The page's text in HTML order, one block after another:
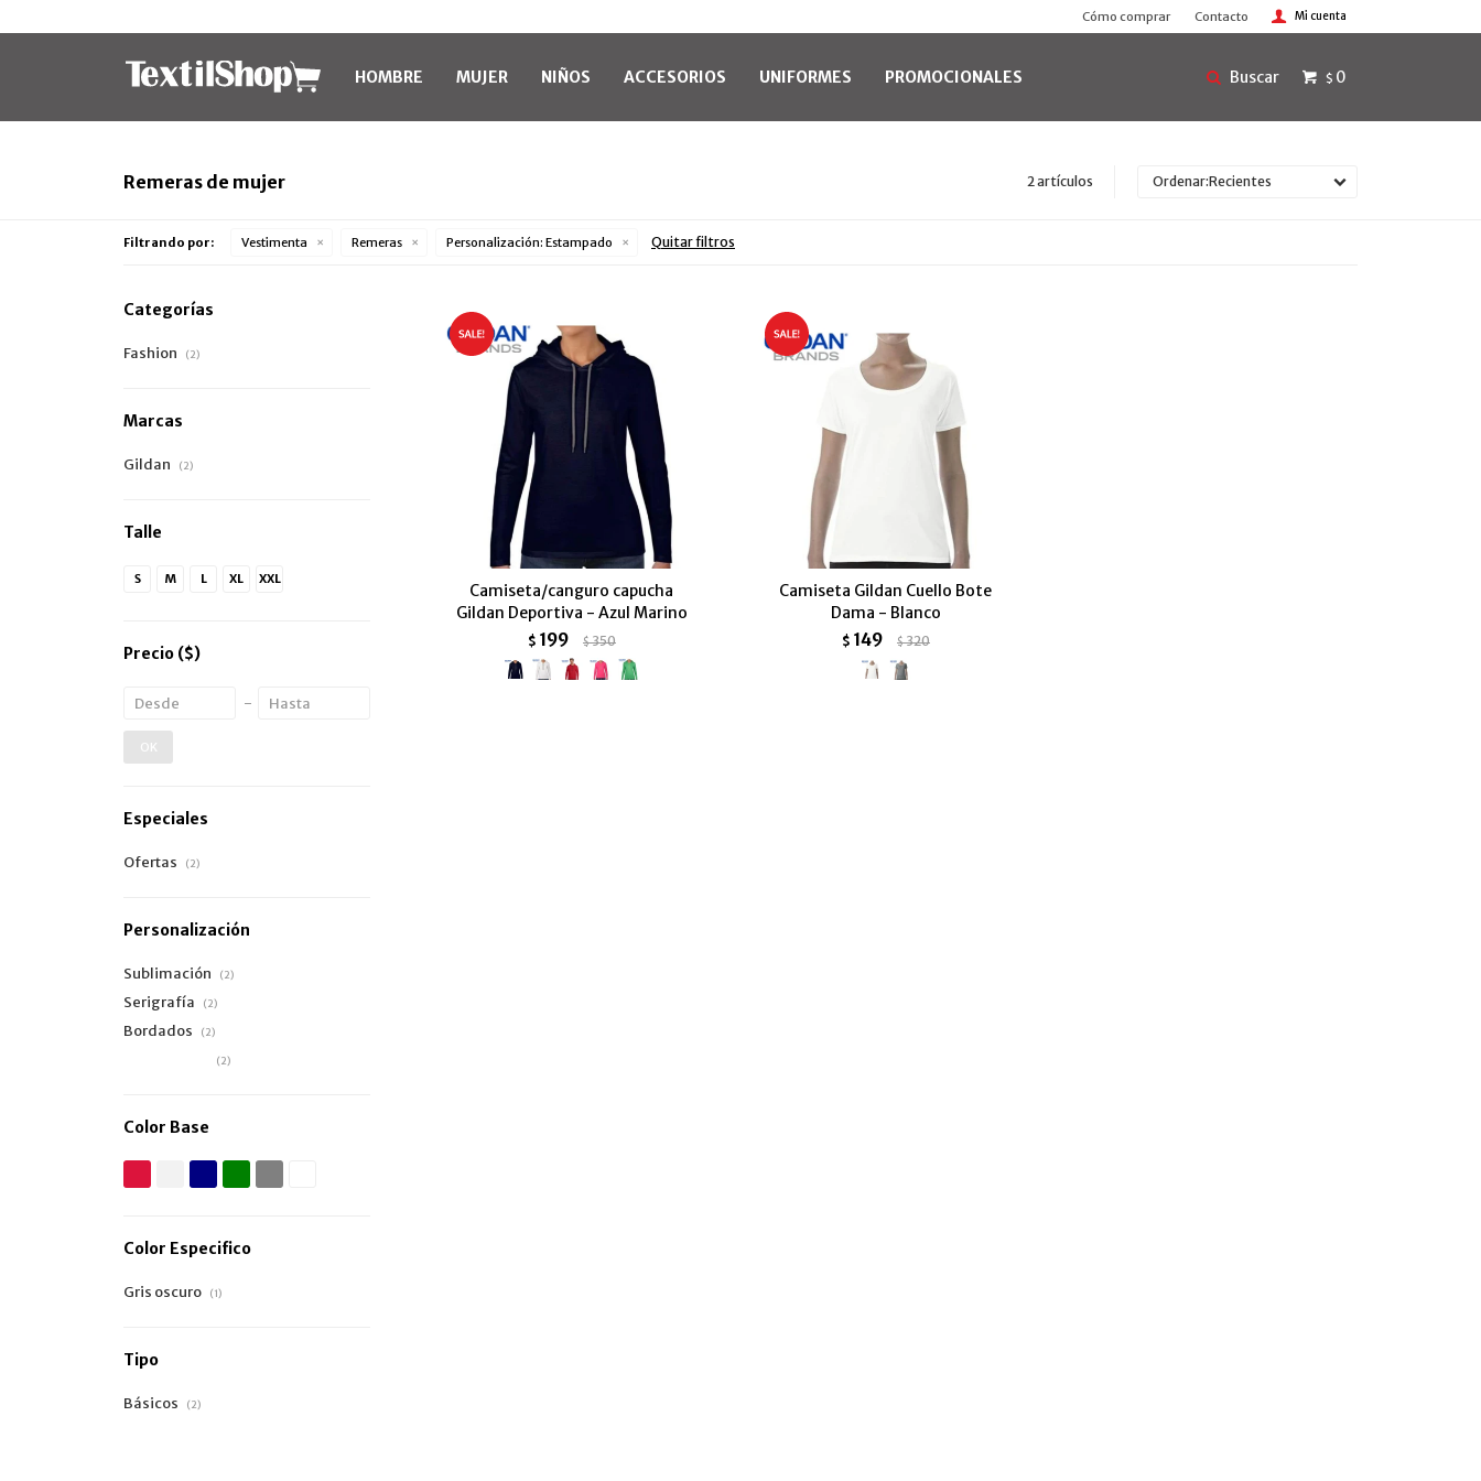
HOMBRE MUJER NIÑOS ACCESORIOS UNIFORMES PROMOCIONALES $ 0
Cómo comprar Contacto
Remeras de mujer 2 artículos Recientes
Filtrando por: Vestimenta Remeras Personalización: Estampado Quitar filtros
Camiseta/canguro capucha
Gildan Deportiva - Azul Marino
$ 199 $350
Camiseta Gildan Cuello Bote
Dama - Blanco
$ 149 $320
Categorías
Fashion (2)
Marcas
Gildan (2)
Talle
S M L XL XXL
Precio ($)
OK
Especiales
Ofertas (2)
Personalización
Sublimación (2)
Serigrafía (2)
Bordados (2)
(2)
Color Base
Color Especifico
Gris oscuro (1)
Tipo
Básicos (2)